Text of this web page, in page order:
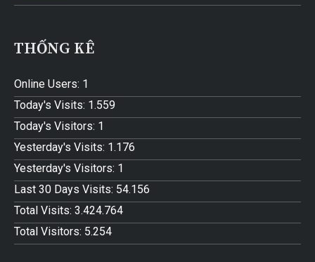
THỐNG KÊ
Online Users: 1
Today's Visits: 1.559
Today's Visitors: 1
Yesterday's Visits: 1.176
Yesterday's Visitors: 1
Last 30 Days Visits: 54.156
Total Visits: 3.424.764
Total Visitors: 5.254